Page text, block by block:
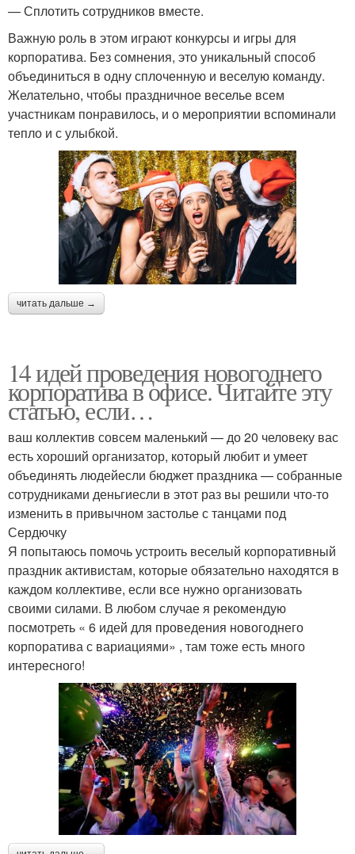
— Сплотить сотрудников вместе.
Важную роль в этом играют конкурсы и игры для
корпоратива. Без сомнения, это уникальный способ
объединиться в одну сплоченную и веселую команду.
Желательно, чтобы праздничное веселье всем
участникам понравилось, и о мероприятии вспоминали
тепло и с улыбкой.
читать дальше →
14 идей проведения новогоднего
корпоратива в офисе. Читайте эту
статью, если…
ваш коллектив совсем маленький — до 20 человеку вас
есть хороший организатор, который любит и умеет
объединять людейесли бюджет праздника — собранные
сотрудниками деньгиесли в этот раз вы решили что-то
изменить в привычном застолье с танцами под
Сердючку
Я попытаюсь помочь устроить веселый корпоративный
праздник активистам, которые обязательно находятся в
каждом коллективе, если все нужно организовать
своими силами. В любом случае я рекомендую
посмотреть « 6 идей для проведения новогоднего
корпоратива с вариациями» , там тоже есть много
интересного!